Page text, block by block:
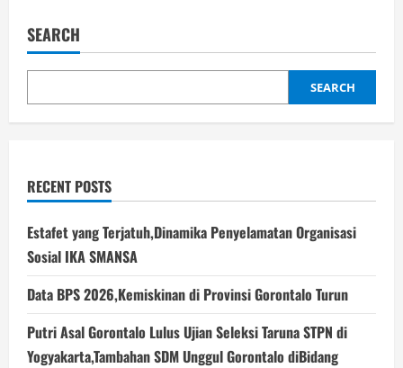
SEARCH
SEARCH
RECENT POSTS
Estafet yang Terjatuh,Dinamika Penyelamatan Organisasi
Sosial IKA SMANSA
Data BPS 2026,Kemiskinan di Provinsi Gorontalo Turun
Putri Asal Gorontalo Lulus Ujian Seleksi Taruna STPN di
Yogyakarta,Tambahan SDM Unggul Gorontalo diBidang